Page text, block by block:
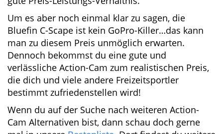
man sich erstmal mit der Bedienung und den
einzelnen Funktionen angefreundet hat, liefert
sie wirklich gute Aufnahmen.
Zu kritisieren sind aus unserer Sicht folgende
Punkte: keine Abdeckung der seitlichen
Anschlüsse, kein 4K, kein Bildstabilisator bei
Korrektur. Wie wichtig diese Faktoren für dich
sind, musst du natürlich selbst entscheiden.